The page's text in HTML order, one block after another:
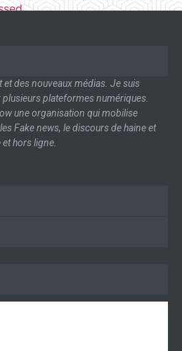
et des nouveaux médias. Je suis
plateformes numériques.
une organisation qui mobilise
Fake news, le discours de haine et
hors ligne.